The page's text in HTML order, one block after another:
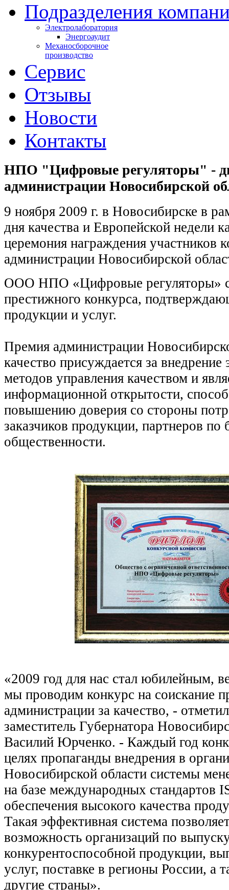
Подразделения
Электролаборатория
Энергоаудит
Механосборочное
производство
Сервис
Отзывы
Новости
Контакты
НПО "Цифровые регуляторы" -
администрации Новосибирской
9 ноября 2009 г. в Новосибирске в
дня качества и Европейской недели
церемония награждения участников
администрации Новосибирской
ООО НПО «Цифровые регуляторы»
престижного конкурса,
продукции и услуг.
Премия администрации
качество присуждается за
методов управления качеством и
информационной открытости,
повышению доверия со стороны
заказчиков продукции, партнеров по
общественности.
«2009 год для нас стал юбилейным,
мы проводим конкурс на соискание
администрации за качество, -
заместитель Губернатора
Василий Юрченко. - Каждый год
целях пропаганды внедрения в
Новосибирской области системы
на базе международных стандартов
обеспечения высокого качества
Такая эффективная система
возможность организаций по
конкурентоспособной продукции,
услуг, поставке в регионы России, а
другие страны».